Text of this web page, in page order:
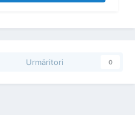
Urmăritori 0